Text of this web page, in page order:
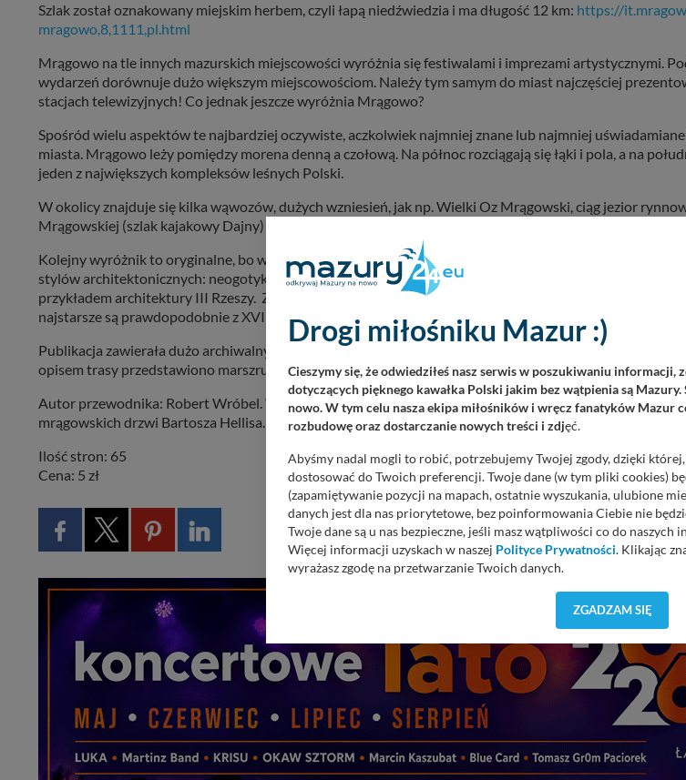
Szlak został oznakowany miejskim herbem, czyli łapą niedźwiedzia i ma długość 12 km: https://
mragowo,8,1111,pl.html
Mrągowo na tle innych mazurskich miejscowości wyróżnia się festiwalami i imprezami artystycznymi.
wydarzeń dorównuje dużo większym miejscowościom. Należy tym samym do miast najczęściej
stacjach telewizyjnych! Co jednak jeszcze wyróżnia Mrągowo?
Spośród wielu aspektów te najbardziej oczywiste, aczkolwiek najmniej znane lub najmniej
miasta. Mrągowo leży pomiędzy morena denną a czołową. Na północ rozciągają się łąki i pola, a na
jeden z największych kompleksów leśnych Polski.
W okolicy znajduje się kilka wąwozów, dużych wzniesień, jak np. Wielki Oz Mrągowski, ciąg jezior
Mrągowskiej (szlak kajakowy Dajny) a nawet Źródełko Miłości.
Kolejny wyróżnik to oryginalne, bo właściwie niezniszczone śródmieście. Dlatego w Mrągowie budynki
stylów architektonicznych: neogotyku, secesji, neorenesansu, eklektyzmu, modernizmu, a nawet jeden
przykładem architektury III Rzeszy. Z architekturą związane są zabytkowe drzwi, których w mieście jest
najstarsze są prawdopodobnie z XVIII wieku.
Publikacja zawierała dużo archiwalnych zdjęć oraz ciekawostek historycznych. By ułatwić orientację w
opisem trasy przedstawiono marszrutę.
Autor przewodnika: Robert Wróbel. Wykorzystano zdjęcia archiwalne ze zbiorów Janusza Sibika oraz
mrągowskich drzwi Bartosza Hellisa.
Ilość stron: 65
Cena: 5 zł
Drogi miłośniku Mazur :)
Cieszymy się, że odwiedziłeś nasz serwis w poszukiwaniu informacji,
dotyczących pięknego kawałka Polski jakim bez wątpienia są
nowo. W tym celu nasza ekipa miłośników i wręcz fanatyków Mazur
rozbudowę oraz dostarczanie nowych treści i zdjęć.
Abyśmy nadal mogli to robić, potrzebujemy Twojej zgody, dzięki
dostosować do Twoich preferencji. Twoje dane (w tym pliki cookies)
(zapamiętywanie pozycji na mapach, ostatnie wyszukania, ulubione
danych jest dla nas priorytetowe, bez poinformowania Ciebie nie
Twoje dane są u nas bezpieczne, jeśli masz wątpliwości co do naszych
Więcej informacji uzyskach w naszej Polityce Prywatności. Klikając
wyrażasz zgodę na przetwarzanie Twoich danych.
Wyjątkiem jest sytuacja, gdy przekazanie Twoich danych jest
zasadach i funkcjonalności serwisu wRegulaminie Serwisu.
Administratorem Twoich danych jest: Agencja Reklamowa Kreacja
11-500 Giżycko. Możesz z nami skontaktować się za pośrednictwem
W każdej chwili możesz: zażądać dostępu do swoich danych, zażądać
przetwarzania. Pamiętaj jednak, że nie zawsze jest możliwe
informacji zawartych w plikach cookies. Twoja przeglądarka
ZGADZAM SIĘ